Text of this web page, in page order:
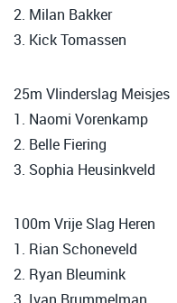
2. Milan Bakker
3. Kick Tomassen
25m Vlinderslag Meisjes
1. Naomi Vorenkamp
2. Belle Fiering
3. Sophia Heusinkveld
100m Vrije Slag Heren
1. Rian Schoneveld
2. Ryan Bleumink
3. Ivan Brummelman